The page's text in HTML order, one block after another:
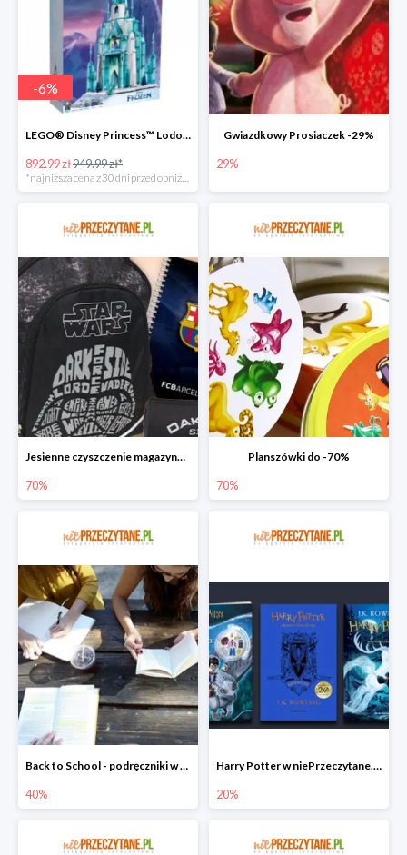
-6%
LEGO® Disney Princess™ Lodowy zamek
892.99 zł949.99 zł*
Gwiazdkowy Prosiaczek -29%
29%
Jesienne czyszczenie magazynu do -70%
70%
Planszówki do -70%
70%
Back to School - podręczniki w niePrzeczytane.pl do -40%
40%
Harry Potter w niePrzeczytane.pl do -20%
20%